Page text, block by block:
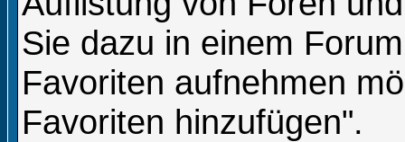
Sie dazu in einem
Favoriten aufnehmen
Favoriten hinzufügen".